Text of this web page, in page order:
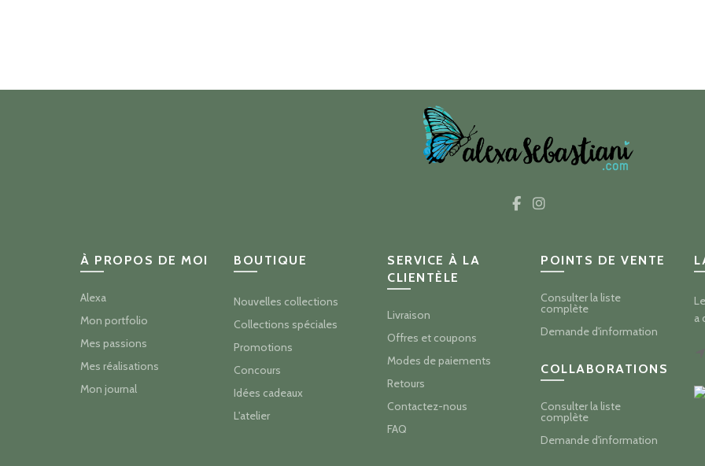
À PROPOS DE MOI
Alexa
Mon portfolio
Mes passions
Mes réalisations
Mon journal
BOUTIQUE
Nouvelles collections
Collections spéciales
Promotions
Concours
Idées cadeaux
L'atelier
SERVICE À LA
CLIENTÈLE
Livraison
Offres et coupons
Modes de paiements
Retours
Contactez-nous
FAQ
POINTS DE VENTE
Consulter la liste
complète
Demande d'information
COLLABORATIONS
Consulter la liste
complète
Demande d'information
a